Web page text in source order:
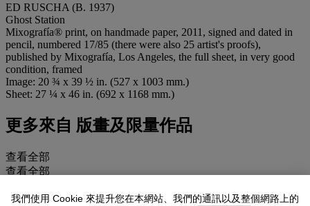
ED RUSCHA (B. 1937)
Ghost Station
Mixografía® print, on handmade paper, 2011, signed and dated in
pencil, numbered 17/85 (there were also 25 artist's proofs),
published by Mixografía, Los Angeles, the full sheet, in very good
condition, framed
Image: 20 ¾ x 39 ½ in. (527 x 1003 mm.)
Sheet: 27 ¼ x 46 in. (692 x 1168 mm.)
更多來自 版畫及限量作品
查看全部
查看全部
我們使用 Cookie 來提升您在本網站、我們的通訊以及整個網路上的